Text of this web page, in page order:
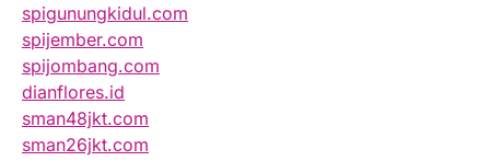
spigunungkidul.com
spijember.com
spijombang.com
dianflores.id
sman48jkt.com
sman26jkt.com